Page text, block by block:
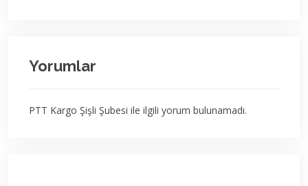
Yorumlar
PTT Kargo Şişli Şubesi ile ilgili yorum bulunamadı.